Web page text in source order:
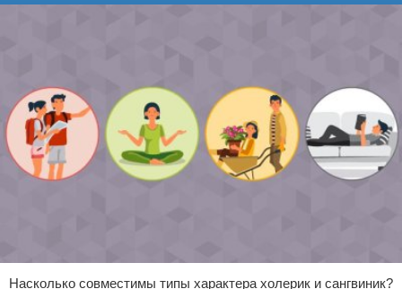
Насколько совместимы типы характера холерик и сангвиник?